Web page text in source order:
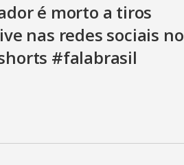
é morto a tiros
nas redes sociais no
#falabrasil